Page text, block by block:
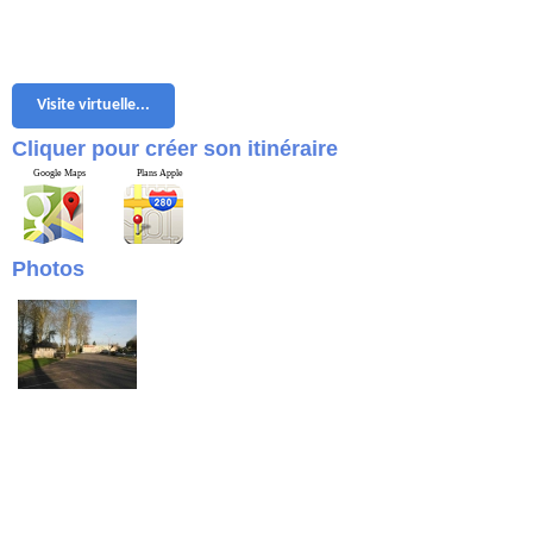
Visite virtuelle...
Cliquer pour créer son itinéraire
Google Maps Plans Apple
Photos